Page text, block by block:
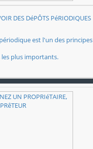
DES DéPÔTS PéRIODIQUES
est l'un des principes
plus importants.